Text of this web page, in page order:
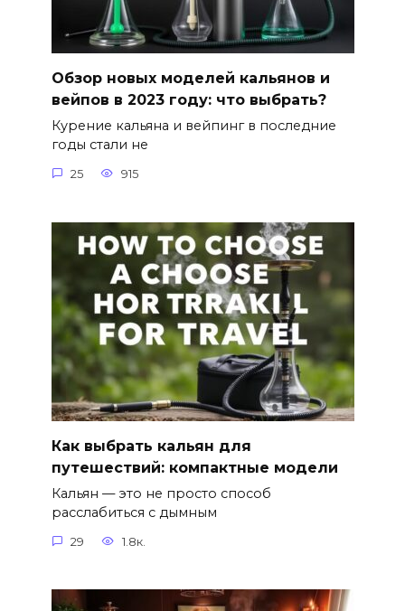
Обзор новых моделей кальянов и
вейпов в 2023 году: что выбрать?
Курение кальяна и вейпинг в последние
годы стали не
25 915
Как выбрать кальян для
путешествий: компактные модели
Кальян — это не просто способ
расслабиться с дымным
29 1.8к.